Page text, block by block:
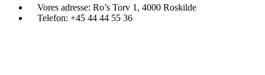
Mulighederne
kan
Vores adresse: Ro’s Torv 1, 4000 Roskilde
Telefon: +45 44 44 55 36